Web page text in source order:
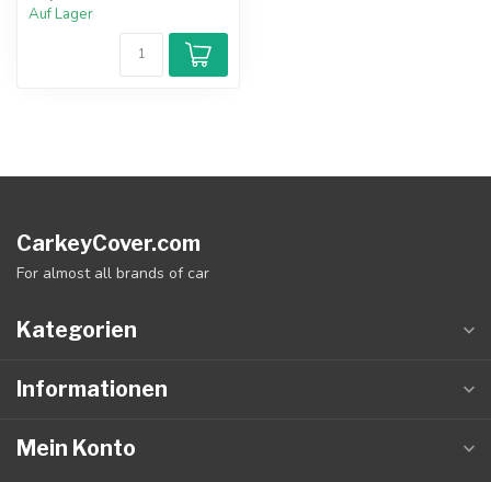
Auf Lager
CarkeyCover.com
For almost all brands of car
Kategorien
Informationen
Mein Konto